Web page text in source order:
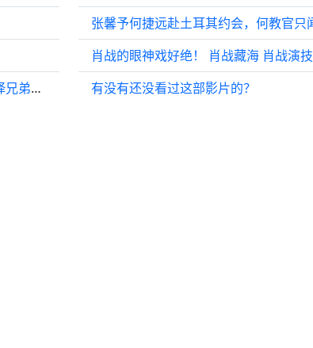
孔明含泪追忆关羽张飞，老版三国演绎兄弟情深
肖战的眼神戏好绝！ 肖战藏海 肖战演技
有没有还没看过这部影片的？